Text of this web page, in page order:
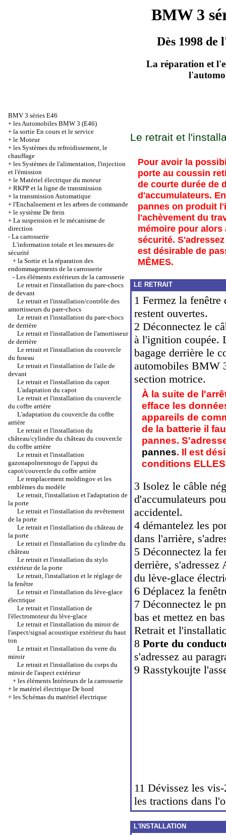
BMW 3
Dès 1998 de
La réparation et
BMV 3 séries Е46
+ les Automobiles BMW 3 (Е46)
+ la sortie En cours et le service
+ le Moteur
+ les Systèmes du refroidissement, le
chauffage
+ les Systèmes de l'alimentation, l'injection
et l'émission
+ le Matériel électrique du moteur
+ RKPP et la ligne de transmission
+ la transmission Automatique
+ l'Enchaînement et les arbres de commande
+ le système De frein
+ La suspension et le mécanisme de
direction
- La carrosserie
L'information totale et les mesures de
sécurité
+ la Sortie et la réparation des
endommagements de la carrosserie
- Les éléments extérieurs de la carrosserie
Le retrait et l'installation du pare-chocs
de devant
Le retrait et l'installation/contrôle des
amortisseurs du pare-chocs
Le retrait et l'installation du pare-chocs
de derrière
Le retrait et l'installation de l'amortisseur
de derrière
Le retrait et l'installation du couvercle
du fuseau
Le retrait et l'installation de l'aile de
devant
Le retrait et l'installation du capot
L'adaptation du capot
Le retrait et l'installation du couvercle
du coffre arrière
L'adaptation du couvercle du coffre
arrière
Le retrait et l'installation du
château/cylindre du château du couvercle
du coffre arrière
Le retrait et l'installation
gazonapolnennogo de l'appui du
capot/couvercle du coffre arrière
Le remplacement moldingov et les
emblèmes du modèle
Le retrait, l'installation et l'adaptation de
la porte
Le retrait et l'installation du revêtement
de la porte
Le retrait et l'installation du château de
la porte
Le retrait et l'installation du cylindre du
château
Le retrait et l'installation du stylo
extérieur de la porte
Le retrait, l'installation et le réglage de
la fenêtre
Le retrait et l'installation du lève-glace
électrique
Le retrait et l'installation de
l'électromoteur du lève-glace
Le retrait et l'installation du miroir de
l'aspect/signal acoustique extérieur du haut
ton
Le retrait et l'installation du verre du
miroir
Le retrait et l'installation du corps du
miroir de l'aspect extérieur
+ les éléments Intérieurs de la carrosserie
+ le matériel électrique De bord
+ les Schémas du matériel électrique
Le retrait et
Pour avoir la
porte au coussin
de courte durée de
d'accumulateurs.
pannes on produit
l'achèvement du
mémoire pour
sécurité.
est désirable de
MÊMES.
LE RETRAIT
1 Fermez la fenêtre
restent ouvertes.
2 Déconnectez le
à l'ignition coupée.
bagage derrière le
automobiles BMW
section motrice.
À la suite de
efface les
appareils de
de la batterie il
pannes.
pannes. Il est
conditions
3 Isolez le câble
d'accumulateurs
accidentel.
4 démantelez les
dans l'arrière,
5 Déconnectez la
derrière, s'adressez
du lève-glace
6 Déplacez la
7 Déconnectez le
bas et mettez en
Retrait et
8 Porte du
s'adressez au
9 Rasstykoujte
11 Dévissez les
les tractions dans
L'INSTALLATION